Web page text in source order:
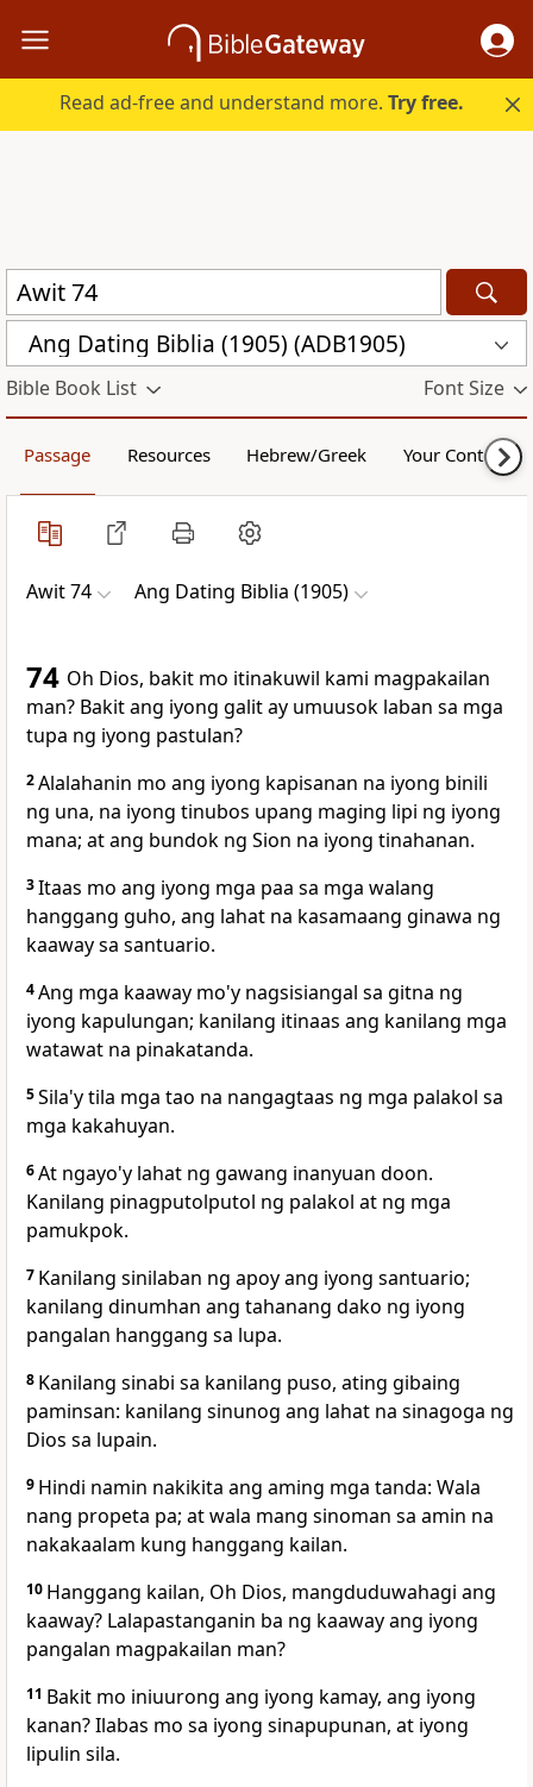
Read ad-free and understand more.Try free.
Ang Dating Biblia (1905) (ADB1905)
Bible Book List Font Size
Passage Resources Hebrew/Greek Your Content
Awit 74 Ang Dating Biblia (1905)
74 Oh Dios, bakit mo itinakuwil kami magpakailan
man? Bakit ang iyong galit ay umuusok laban sa mga
tupa ng iyong pastulan?
2Alalahanin mo ang iyong kapisanan na iyong binili
ng una, na iyong tinubos upang maging lipi ng iyong
mana; at ang bundok ng Sion na iyong tinahanan.
3Itaas mo ang iyong mga paa sa mga walang
hanggang guho, ang lahat na kasamaang ginawa ng
kaaway sa santuario.
4Ang mga kaaway mo'y nagsisiangal sa gitna ng
iyong kapulungan; kanilang itinaas ang kanilang mga
watawat na pinakatanda.
5Sila'y tila mga tao na nangagtaas ng mga palakol sa
mga kakahuyan.
6At ngayo'y lahat ng gawang inanyuan doon.
Kanilang pinagputolputol ng palakol at ng mga
pamukpok.
7 Kanilang sinilaban ng apoy ang iyong santuario;
kanilang dinumhan ang tahanang dako ng iyong
pangalan hanggang sa lupa.
8 Kanilang sinabi sa kanilang puso, ating gibaing
paminsan: kanilang sinunog ang lahat na sinagoga ng
Dios sa lupain.
9 Hindi namin nakikita ang aming mga tanda: Wala
nang propeta pa; at wala mang sinoman sa amin na
nakakaalam kung hanggang kailan.
10 Hanggang kailan, Oh Dios, mangduduwahagi ang
kaaway? Lalapastanganin ba ng kaaway ang iyong
pangalan magpakailan man?
11 Bakit mo iniuurong ang iyong kamay, ang iyong
kanan? Ilabas mo sa iyong sinapupunan, at iyong
lipulin sila.